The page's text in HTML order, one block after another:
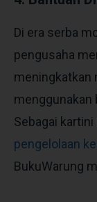
Di era serba
pengusaha
meningkatkan
menggunakan
Sebagai
pengelolaan
BukuWarung